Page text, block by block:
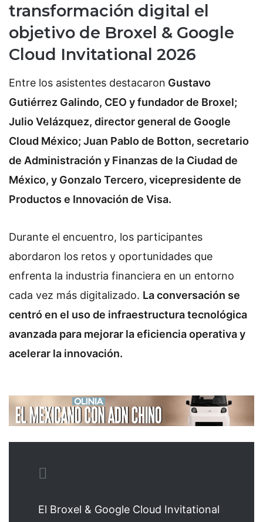
transformación digital el
objetivo de Broxel & Google
Cloud Invitational 2026
Entre los asistentes destacaron Gustavo
Gutiérrez Galindo, CEO y fundador de Broxel;
Julio Velázquez, director general de Google
Cloud México; Juan Pablo de Botton, secretario
de Administración y Finanzas de la Ciudad de
México, y Gonzalo Tercero, vicepresidente de
Productos e Innovación de Visa.
Durante el encuentro, los participantes
abordaron los retos y oportunidades que
enfrenta la industria financiera en un entorno
cada vez más digitalizado. La conversación se
centró en el uso de infraestructura tecnológica
avanzada para mejorar la eficiencia operativa y
acelerar la innovación.
El Broxel & Google Cloud Invitational